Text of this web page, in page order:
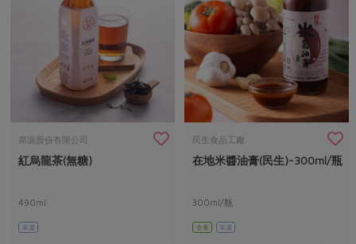
席源股份有限公司
紅烏龍茶(無糖)
490ml
常溫
民生食品工廠
在地米醬油膏(民生)-300ml/瓶
300ml/瓶
全素 常溫